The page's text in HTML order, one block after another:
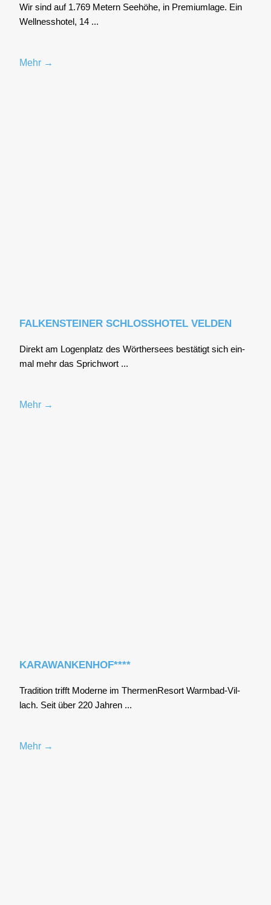
Wir sind auf 1.769 Metern See­hö­he, in Pre­mi­um­la­ge. Ein
Well­ness­ho­tel, 14 ...
Mehr →
FALKENSTEINER SCHLOSSHOTEL VELDEN
Direkt am Logen­platz des Wör­ther­sees bestä­tigt sich ein­
mal mehr das Sprich­wort ...
Mehr →
KARAWANKENHOF****
Tra­di­ti­on trifft Moder­ne im Ther­men­Re­sort Warm­bad-Vil­
lach. Seit über 220 Jah­ren ...
Mehr →